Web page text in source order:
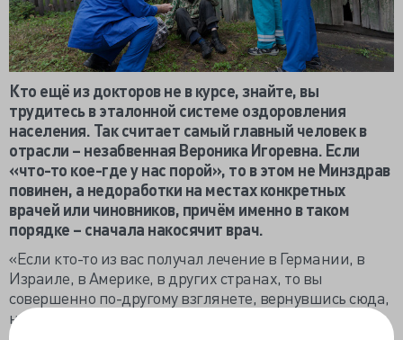
Кто ещё из докторов не в курсе, знайте, вы
трудитесь в эталонной системе оздоровления
населения. Так считает самый главный человек в
отрасли – незабвенная Вероника Игоревна. Если
«что-то кое-где у нас порой», то в этом не Минздрав
повинен, а недоработки на местах конкретных
врачей или чиновников, причём именно в таком
порядке – сначала накосячит врач.
«Если кто-то из вас получал лечение в Германии, в
Израиле, в Америке, в других странах, то вы
совершенно по-другому взглянете, вернувшись сюда,
на то, как организована помощь в России. Сейчас,